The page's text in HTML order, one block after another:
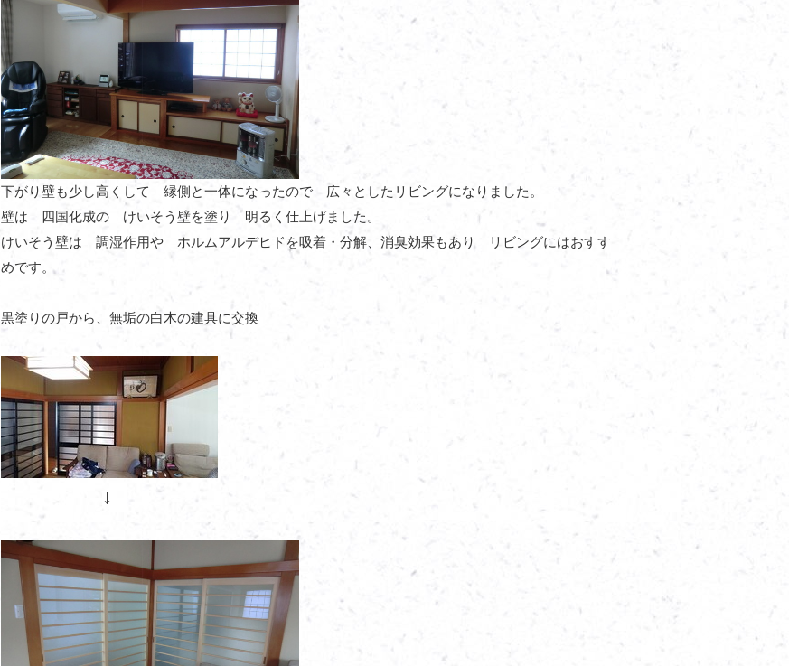
下がり壁も少し高くして 縁側と一体になったので 広々としたリビングになりました。
壁は 四国化成の けいそう壁を塗り 明るく仕上げました。
けいそう壁は 調湿作用や ホルムアルデヒドを吸着・分解、消臭効果もあり リビングにはおすす
めです。
黒塗りの戸から、無垢の白木の建具に交換
↓